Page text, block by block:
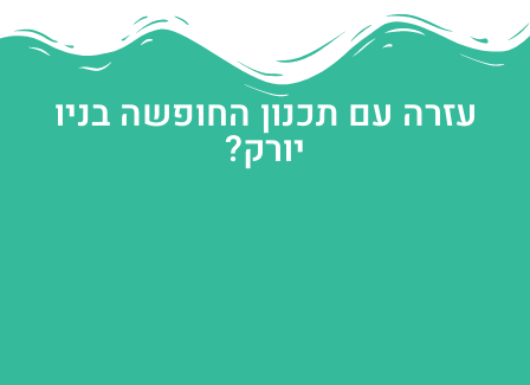
עזרה עם תכנון החופשה בניו
יורק?